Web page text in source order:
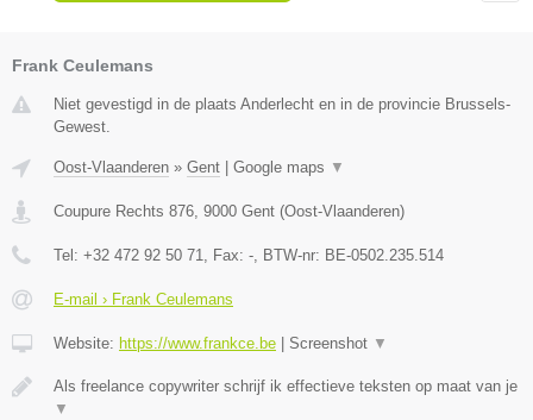
Frank Ceulemans
Niet gevestigd in de plaats Anderlecht en in de provincie Brussels-
Gewest.
Oost-Vlaanderen » Gent Google maps ▼
Coupure Rechts 876, 9000 Gent (Oost-Vlaanderen)
Tel: +32 472 92 50 71, Fax: -, BTW-nr: BE-0502.235.514
E-mail › Frank Ceulemans
Website: https://www.frankce.be Screenshot ▼
Als freelance copywriter schrijf ik effectieve teksten op maat van je
▼